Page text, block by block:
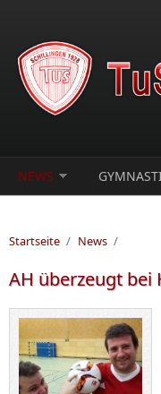
NEWS
Startseite / News /
AH überzeugt